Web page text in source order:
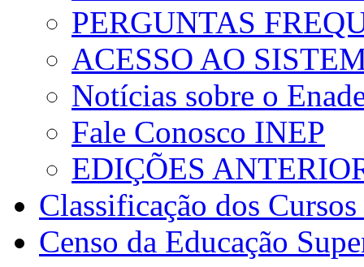
PERGUNTAS
ACESSO AO
Notícias sobre o
Fale Conosco INEP
EDIÇÕES
Classificação dos
Censo da Educação